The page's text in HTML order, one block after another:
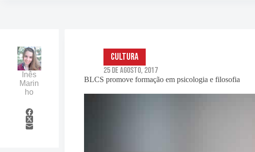
BLCS promove formação em psicologia e filosofia
Cultura
25 de Agosto, 2017
Inês
Marin
ho